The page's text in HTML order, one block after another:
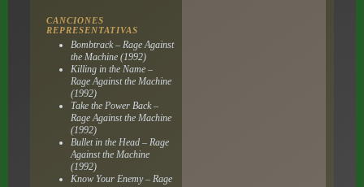
CANCIONES
REPRESENTATIVAS
Bombtrack – Rage Against
the Machine (1992)
Killing in the Name –
Rage Against the Machine
(1992)
Take the Power Back –
Rage Against the Machine
(1992)
Bullet in the Head – Rage
Against the Machine
(1992)
Know Your Enemy – Rage